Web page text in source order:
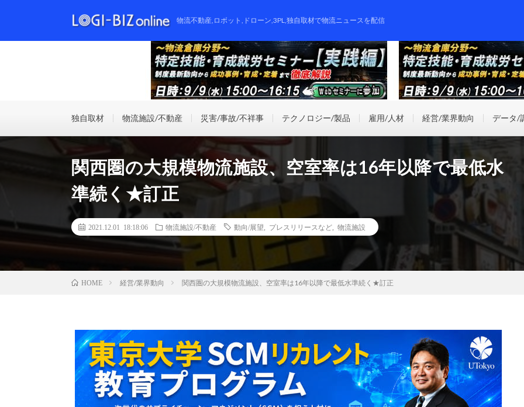
物流不動産,ロボット,ドローン,3PL,独自取材で物流ニュースを配信
独自取材 物流施設/不動産 災害/事故/不祥事 テクノロジー/製品 雇用/人材 経営/業界動向 データ/
関西圏の大規模物流施設、空室率は16年以降で最低水
準続く★訂正
2021.12.01 18:18:06 物流施設/不動産 動向/展望 プレスリリースなど 物流施設
HOME 経営/業界動向 関西圏の大規模物流施設、空室率は16年以降で最低水準続く★訂正